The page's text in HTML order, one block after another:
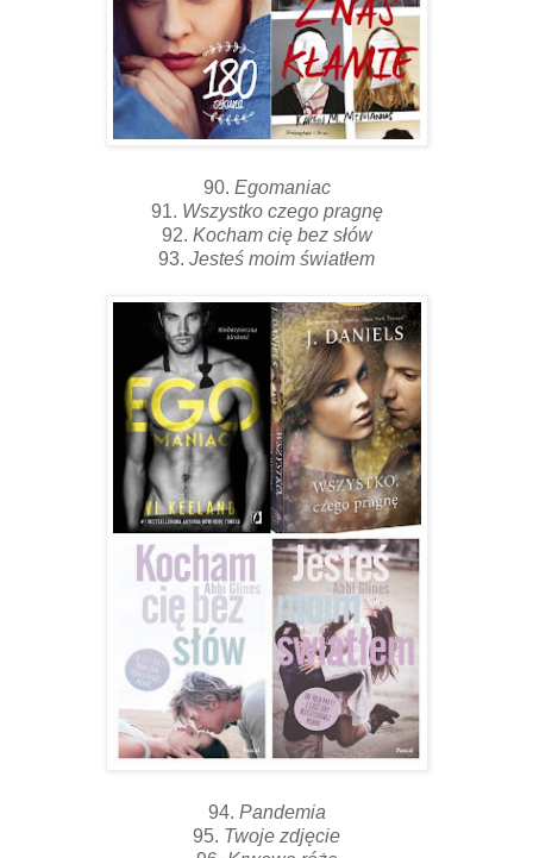
90. Egomaniac
91. Wszystko czego pragnę
92. Kocham cię bez słów
93. Jesteś moim światłem
94. Pandemia
95. Twoje zdjęcie